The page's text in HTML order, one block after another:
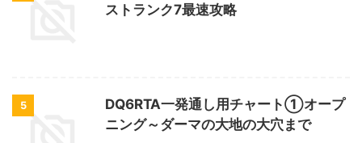
ストランク7最速攻略
5
DQ6RTA一発通し用チャート①オープ
ニング～ダーマの大地の大穴まで